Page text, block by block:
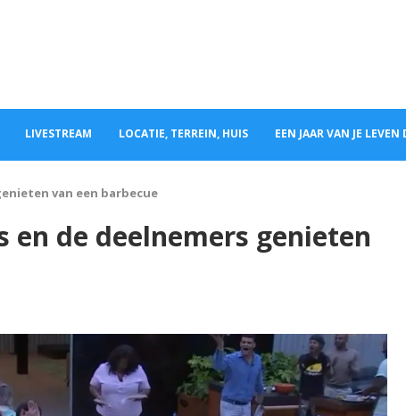
LIVESTREAM LOCATIE, TERREIN, HUIS EEN JAAR VAN JE LEVEN
van een barbecue
en de deelnemers genieten